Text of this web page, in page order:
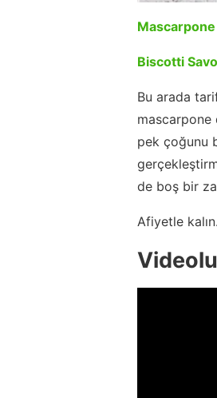
Biscotti
Bu arada
mascarpone
pek çoğunu
de boş bir
Afiyetle